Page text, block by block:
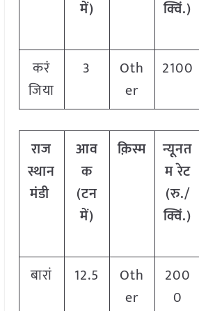
में)
क्विं.)
करं
जिया
3
Oth
er
2100
राज
स्थान
मंडी
आव
क
(टन
में)
क़िस्म
न्यूनत
म रेट
(रु./
क्विं.)
बारां 12.5
Oth
er
200
0